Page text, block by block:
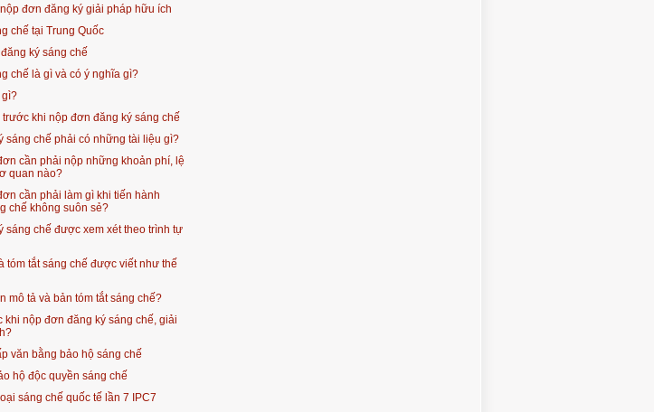
đơn đăng ký giải pháp hữu ích
chế tại Trung Quốc
ký sáng chế
chế là gì và có ý nghĩa gì?
gì?
khi nộp đơn đăng ký sáng chế
sáng chế phải có những tài liệu gì?
cần phải nộp những khoản phí, lệ
quan nào?
cần phải làm gì khi tiến hành
chế không suôn sẻ?
sáng chế được xem xét theo trình tự
tóm tắt sáng chế được viết như thế
mô tả và bản tóm tắt sáng chế?
khi nộp đơn đăng ký sáng chế, giải
văn bằng bảo hộ sáng chế
hộ độc quyền sáng chế
sáng chế quốc tế lần 7 IPC7